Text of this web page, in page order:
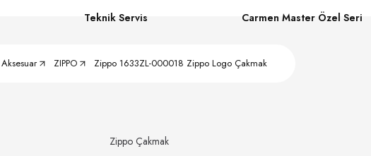
Teknik Servis Carmen Master Özel Seri
Aksesuar ZIPPO Zippo 1633ZL-000018 Zippo Logo Çakmak
Zippo Çakmak